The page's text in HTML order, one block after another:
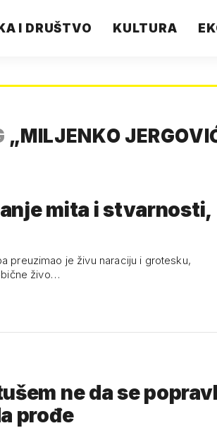
I DRUŠTVO KULTURA
„MILJENKO
mita i stvarnosti,
preuzimao je živu naraciju i grotesku,
živo…
ne da se
prođe